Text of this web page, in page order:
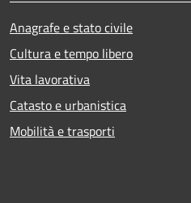
Anagrafe e stato civile
Cultura e tempo libero
Vita lavorativa
Catasto e urbanistica
Mobilità e trasporti